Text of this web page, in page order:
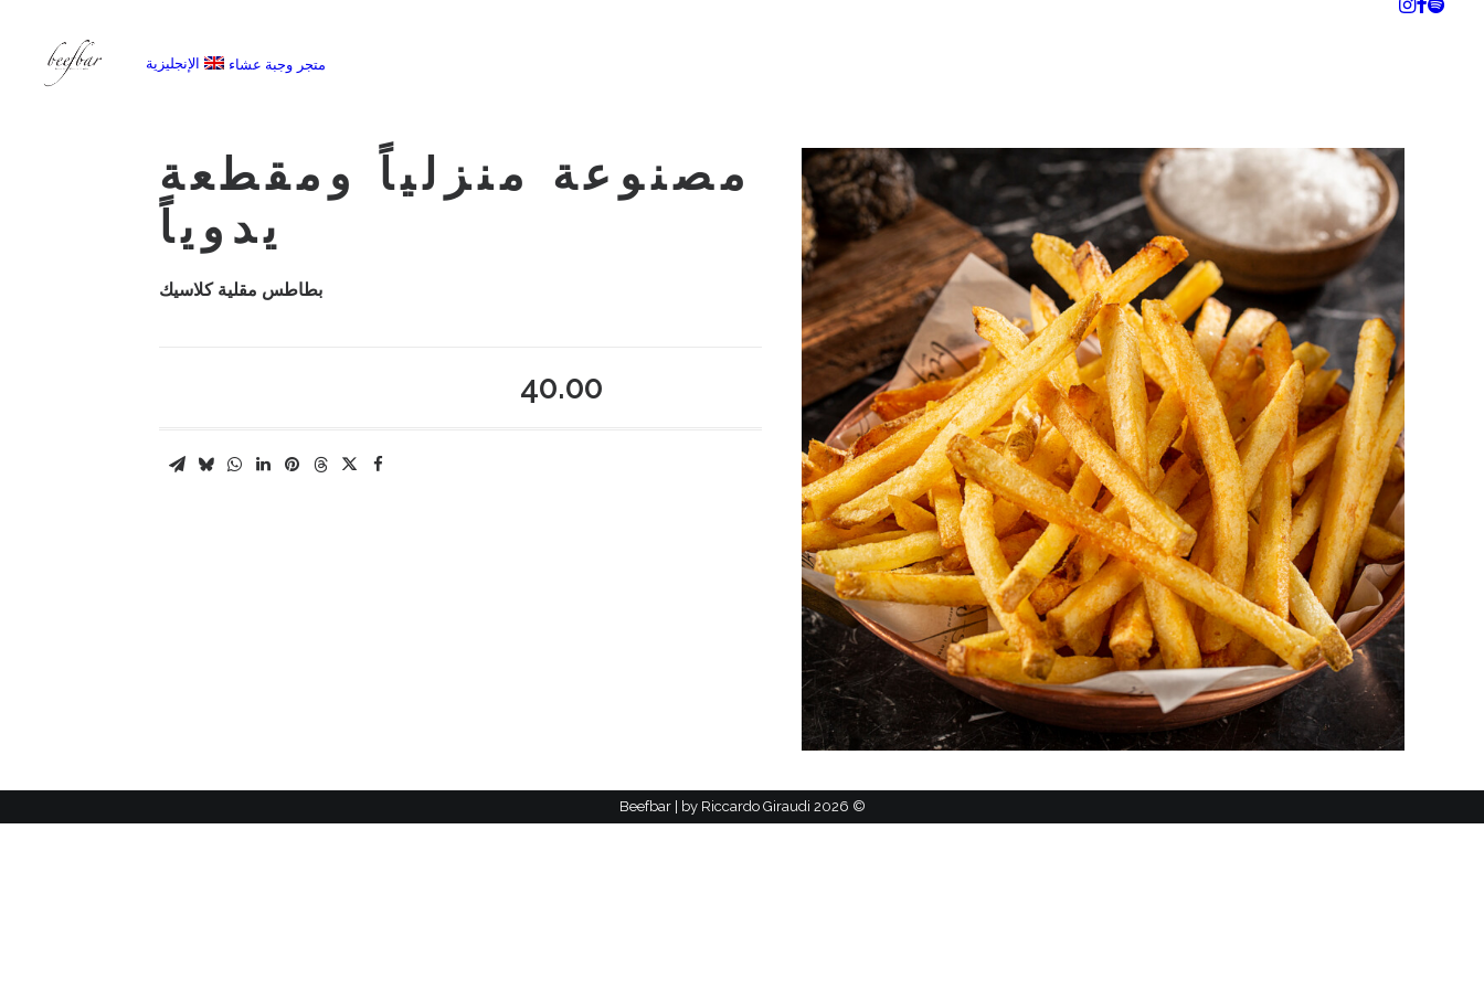
متجر وجبة عشاء الإنجليزية
مصنوعة منزلياً ومقطعة
يدوياً
بطاطس مقلية كلاسيك
40.00
©
2026 Beefbar | by
Riccardo Giraudi